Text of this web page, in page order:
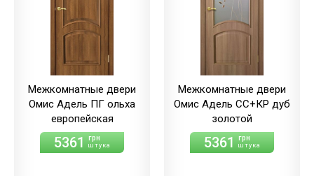
Межкомнатные двери
Омис Адель ПГ ольха
европейская
5361 грн
штука
Межкомнатные двери
Омис Адель СС+КР дуб
золотой
5361 грн
штука